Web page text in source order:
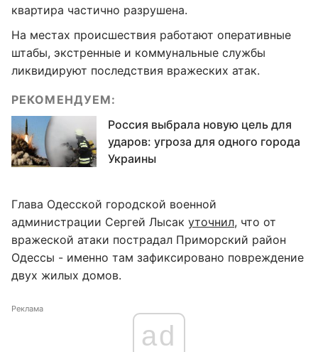
квартира частично разрушена.
На местах происшествия работают оперативные
штабы, экстренные и коммунальные службы
ликвидируют последствия вражеских атак.
РЕКОМЕНДУЕМ:
Россия выбрала новую цель для
ударов: угроза для одного города
Украины
Глава Одесской городской военной
администрации Сергей Лысак уточнил, что от
вражеской атаки пострадал Приморский район
Одессы - именно там зафиксировано повреждение
двух жилых домов.
Реклама
ad